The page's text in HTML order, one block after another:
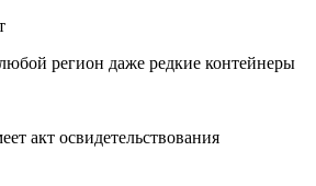
регион даже редкие контейнеры
акт освидетельствования